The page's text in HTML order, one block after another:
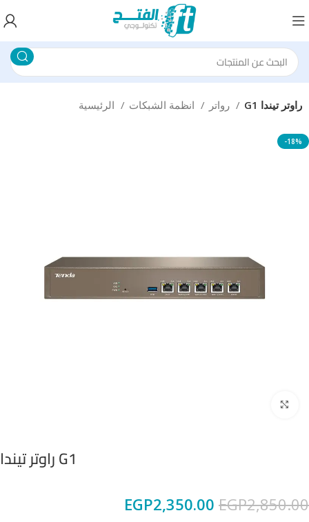
رواتر G1 راوتر تيندا
-18%
G1 راوتر تيندا
EGP2,850.00
EGP2,350.00